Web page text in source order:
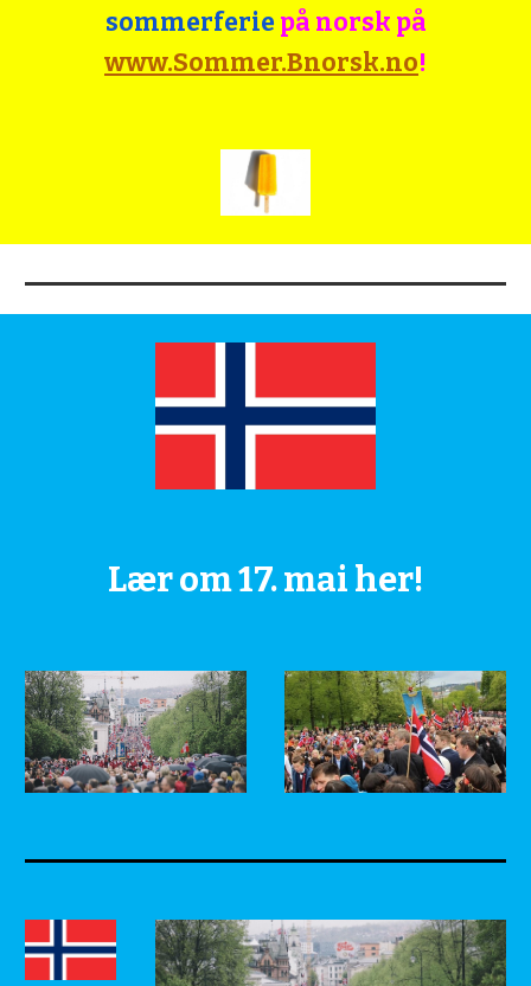
sommerferie på norsk på
www.Sommer.Bnorsk.no!
Lær om 17. mai her!